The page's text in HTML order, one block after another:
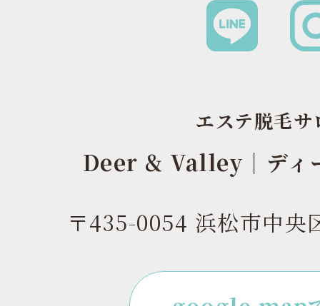
エステ脱毛サ
Deer & Valley｜ディ
〒435-0054 浜松市中央